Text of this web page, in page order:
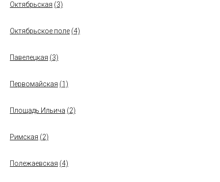
Октябрьская (3)
Октябрьское поле (4)
Павелецкая (3)
Первомайская (1)
Площадь Ильича (2)
Римская (2)
Полежаевская (4)